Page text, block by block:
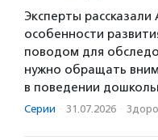
Эксперты
особенности
поводом для
нужно обращать
в поведении
Серии · 31.07.2026 ·